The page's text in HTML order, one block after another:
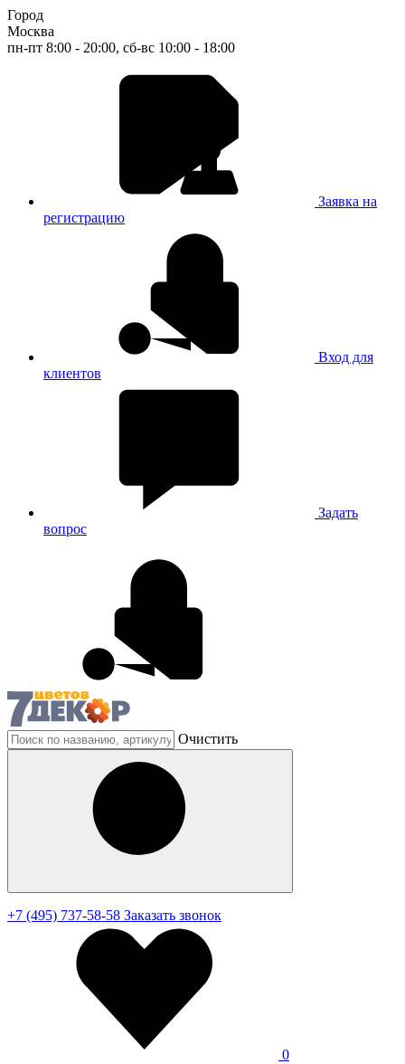
Город
Москва
пн-пт 8:00 - 20:00, сб-вс 10:00 - 18:00
Заявка на
регистрацию
Вход для
клиентов
Задать
вопрос
Очистить
+7 (495) 737-58-58 Заказать звонок
0